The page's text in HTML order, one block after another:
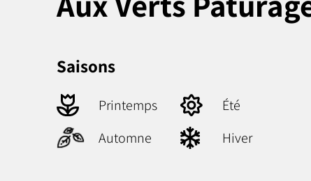
Saisons
Printemps
Été
Automne
Hiver